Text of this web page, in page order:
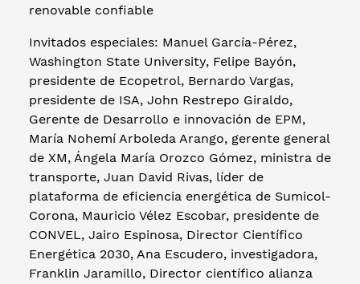
renovable confiable
Invitados especiales: Manuel García-Pérez,
Washington State University, Felipe Bayón,
presidente de Ecopetrol, Bernardo Vargas,
presidente de ISA, John Restrepo Giraldo,
Gerente de Desarrollo e innovación de EPM,
María Nohemí Arboleda Arango, gerente general
de XM, Ángela María Orozco Gómez, ministra de
transporte, Juan David Rivas, líder de
plataforma de eficiencia energética de Sumicol-
Corona, Mauricio Vélez Escobar, presidente de
CONVEL, Jairo Espinosa, Director Científico
Energética 2030, Ana Escudero, investigadora,
Franklin Jaramillo, Director científico alianza